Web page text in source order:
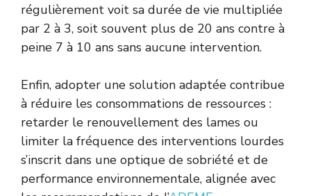
régulièrement voit sa durée de vie multipliée
par 2 à 3, soit souvent plus de 20 ans contre à
peine 7 à 10 ans sans aucune intervention.
Enfin, adopter une solution adaptée contribue
à réduire les consommations de ressources :
retarder le renouvellement des lames ou
limiter la fréquence des interventions lourdes
s’inscrit dans une optique de sobriété et de
performance environnementale, alignée avec